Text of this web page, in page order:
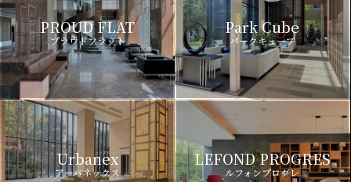
PROUD FLAT
プラウドフラット
Park Cube
パークキューブ
Urbanex
アーバネックス
LEFOND PROGRES
ルフォンプログレ